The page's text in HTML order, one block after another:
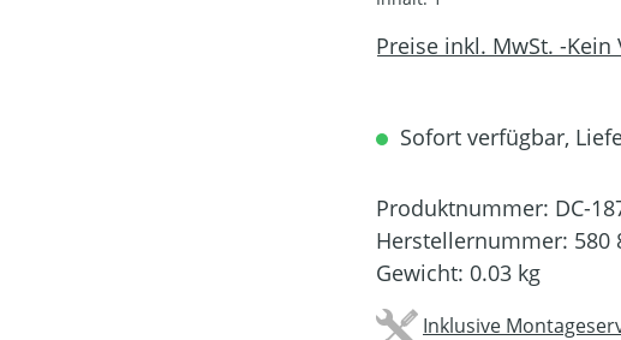
Preise inkl. MwSt. -Kein
Sofort verfügbar,
Produktnummer: DC-
Herstellernummer: 580
Gewicht: 0.03 kg
Inklusive